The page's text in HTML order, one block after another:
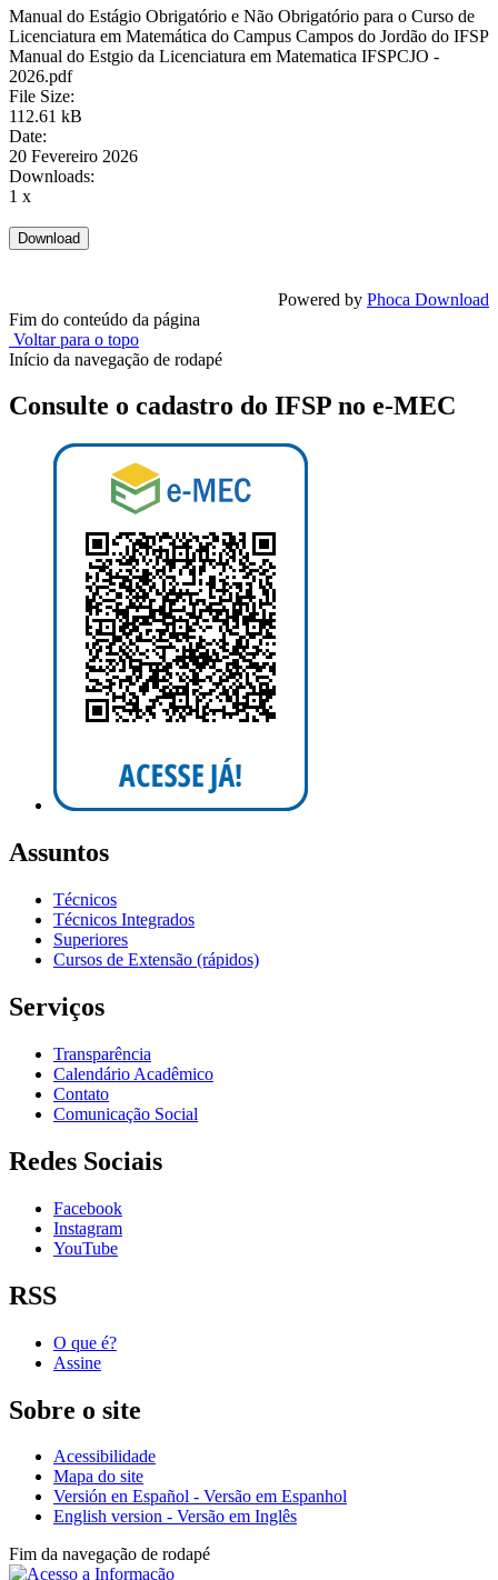
Manual do Estágio Obrigatório e Não Obrigatório para o Curso de
Licenciatura em Matemática do Campus Campos do Jordão do IFSP
Manual do Estgio da Licenciatura em Matematica IFSPCJO -
2026.pdf
File Size:
112.61 kB
Date:
20 Fevereiro 2026
Downloads:
1 x
Powered by Phoca Download
Fim do conteúdo da página
Voltar para o topo
Início da navegação de rodapé
Consulte o cadastro do IFSP no e-MEC
Assuntos
Técnicos
Técnicos Integrados
Superiores
Cursos de Extensão (rápidos)
Serviços
Transparência
Calendário Acadêmico
Contato
Comunicação Social
Redes Sociais
Facebook
Instagram
YouTube
RSS
O que é?
Assine
Sobre o site
Acessibilidade
Mapa do site
Versión en Español - Versão em Espanhol
English version - Versão em Inglês
Fim da navegação de rodapé